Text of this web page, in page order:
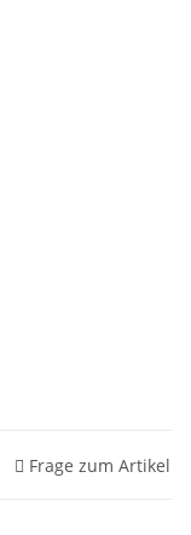
Frage zum Artikel